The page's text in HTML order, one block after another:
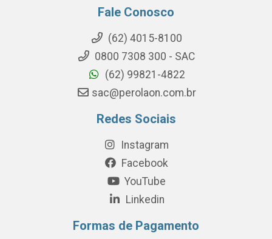
Fale Conosco
(62) 4015-8100
0800 7308 300 - SAC
(62) 99821-4822
sac@perolaon.com.br
Redes Sociais
Instagram
Facebook
YouTube
Linkedin
Formas de Pagamento